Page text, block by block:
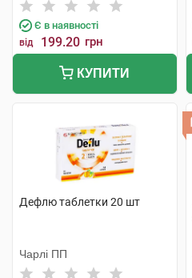
Є в наявності
від 199.20 грн
КУПИТИ
Дефлю таблетки 20 шт
Чарлі ПП